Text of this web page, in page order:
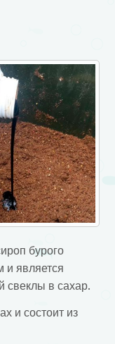
бурого
и является
свеклы в сахар.
и состоит из